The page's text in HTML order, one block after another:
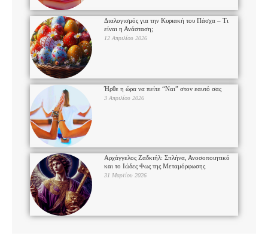
Διαλογισμός για την Κυριακή του Πάσχα – Τι
είναι η Ανάσταση;
12 Απριλίου 2026
Ήρθε η ώρα να πείτε “Ναι” στον εαυτό σας
3 Απριλίου 2026
Αρχάγγελος Ζαδκιήλ: Σπλήνα, Ανοσοποιητικό
και το Ιώδες Φως της Μεταμόρφωσης
31 Μαρτίου 2026